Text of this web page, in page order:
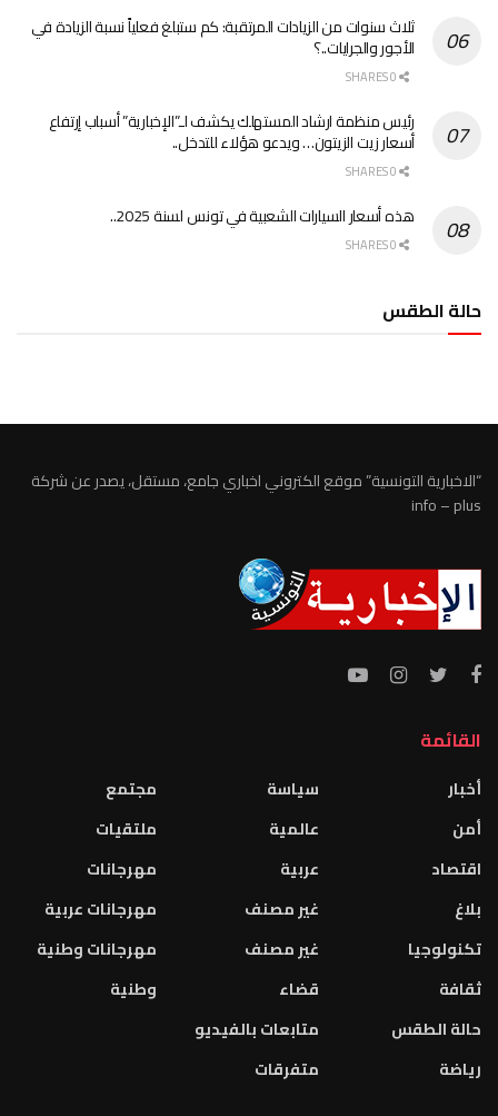
ثلاث سنوات من الزيادات المرتقبة: كم ستبلغ فعلياً نسبة الزيادة في
الأجور والجرايات..؟
رئيس منظمة ارشاد المستهلك يكشف لـ”الإخبارية” أسباب إرتفاع
أسعار زيت الزيتون… ويدعو هؤلاء للتدخل..
هذه أسعار السيارات الشعبية في تونس لسنة 2025..
حالة الطقس
“الاخبارية التونسية” موقع الكتروني اخباري جامع، مستقل، يصدر عن شركة
info – plus
القائمة
أخبار
أمن
اقتصاد
بلاغ
تكنولوجيا
ثقافة
حالة الطقس
رياضة
سياسة
عالمية
عربية
غير مصنف
غير مصنف
قضاء
متابعات بالفيديو
متفرقات
مجتمع
ملتقيات
مهرجانات
مهرجانات عربية
مهرجانات وطنية
وطنية